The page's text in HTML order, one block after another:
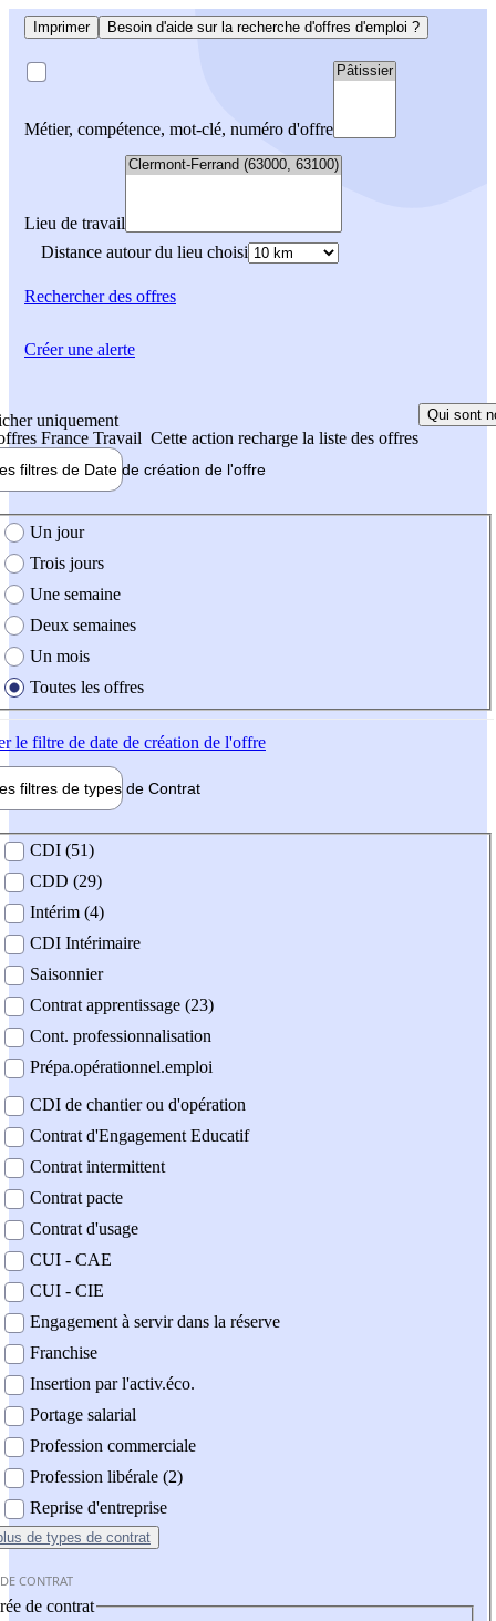
Imprimer Besoin d'aide sur la recherche d'offres d'emploi ?
Métier, compétence, mot-clé, numéro d'offre
Lieu de travail
Distance autour du lieu choisi
Rechercherdes offres
uniquement
France Travail Cette action recharge la liste des offres
Qui sont
filtres de Date de création de l'offre
création de l'offre
Un jour
Trois jours
Une semaine
Deux semaines
Un mois
Toutes les offres
le filtre de date de création de l'offre
filtres de types de Contrat
contrat
CDI (51)
CDD (29)
Intérim (4)
CDI Intérimaire
Saisonnier
Contrat apprentissage (23)
Cont. professionnalisation
Prépa.opérationnel.emploi
CDI de chantier ou d'opération
Contrat d'Engagement Educatif
Contrat intermittent
Contrat pacte
Contrat d'usage
CUI - CAE
CUI - CIE
Engagement à servir dans la réserve
Franchise
Insertion par l'activ.éco.
Portage salarial
Profession commerciale
Profession libérale (2)
Reprise d'entreprise
de types de contrat
CONTRAT
de contrat
Créer une alerte